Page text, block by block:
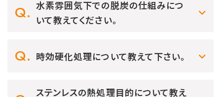
水素雰囲気下での脱炭の仕組みにつ
いて教えてください。
時効硬化処理について教えて下さい。
ステンレスの熱処理目的について教え